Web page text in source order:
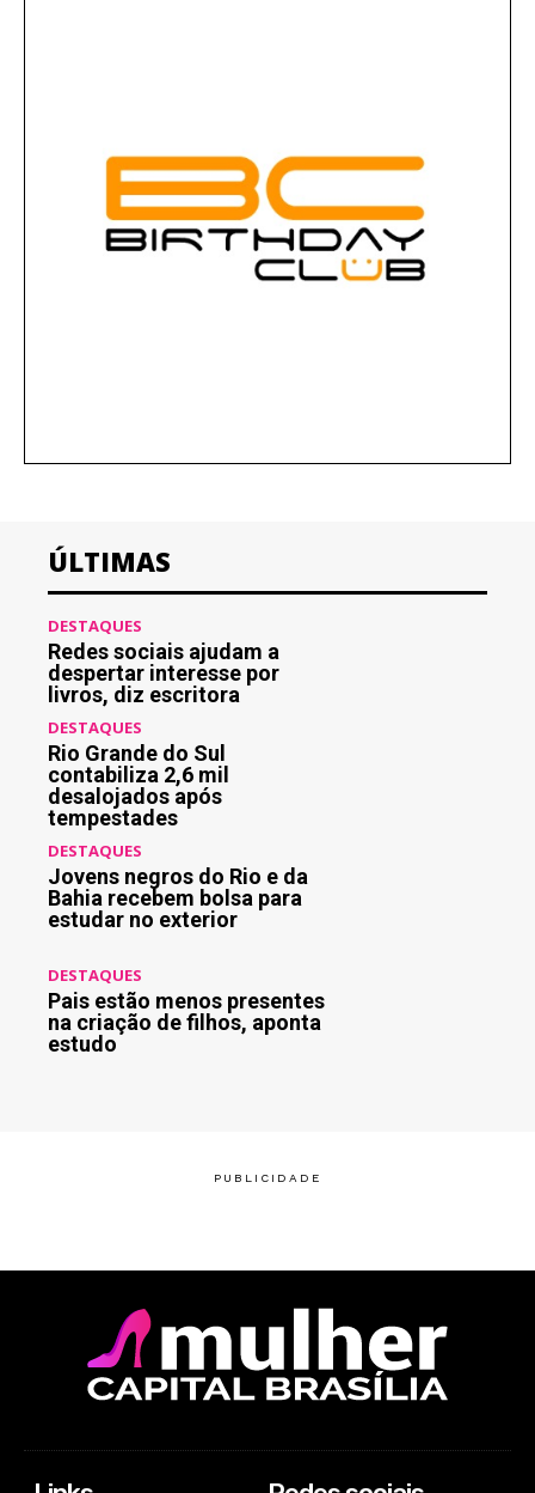
ÚLTIMAS
DESTAQUES
Redes sociais ajudam a
despertar interesse por
livros, diz escritora
DESTAQUES
Rio Grande do Sul
contabiliza 2,6 mil
desalojados após
tempestades
DESTAQUES
Jovens negros do Rio e da
Bahia recebem bolsa para
estudar no exterior
DESTAQUES
Pais estão menos presentes
na criação de filhos, aponta
estudo